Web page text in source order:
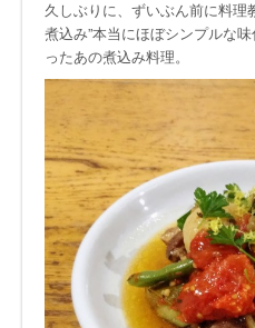
久しぶりに、ずいぶん前に料理
煮込み”本当にほぼシンプルな
ったあの煮込み料理。